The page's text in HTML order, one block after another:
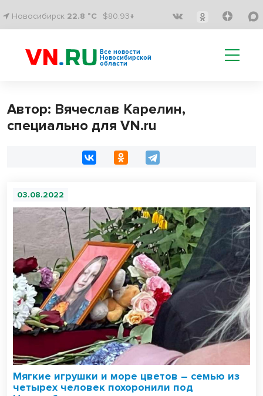
Новосибирск 22.8 °C $80.93↓
Все новости
Новосибирской
области
Автор: Вячеслав Карелин,
специально для VN.ru
03.08.2022
Мягкие игрушки и море цветов – семью из
четырех человек похоронили под